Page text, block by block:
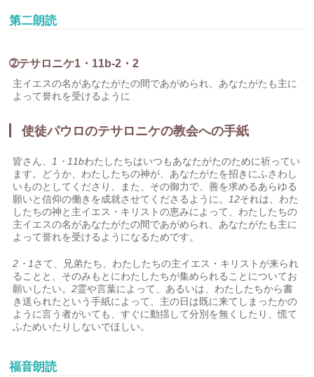
第二朗読
➁テサロニケ1・11b-2・2
主イエスの名があなたがたの間であがめられ、あなたがたも主に
よって誉れを受けるように
使徒パウロのテサロニケの教会への手紙
皆さん、 1・11bわたしたちはいつもあなたがたのために祈ってい
ます。どうか、わたしたちの神が、あなたがたを招きにふさわし
いものとしてくださり、また、その御力で、善を求めるあらゆる
願いと信仰の働きを成就させてくださるように。 12それは、わた
したちの神と主イエス・キリストの恵みによって、わたしたちの
主イエスの名があなたがたの間であがめられ、あなたがたも主に
よって誉れを受けるようになるためです。
2・1 さて、兄弟たち、わたしたちの主イエス・キリストが来られ
ることと、そのみもとにわたしたちが集められることについてお
願いしたい。2霊や言葉によって、あるいは、わたしたちから書
き送られたという手紙によって、主の日は既に来てしまったかの
ように言う者がいても、すぐに動揺して分別を無くしたり、慌て
ふためいたりしないでほしい。
福音朗読